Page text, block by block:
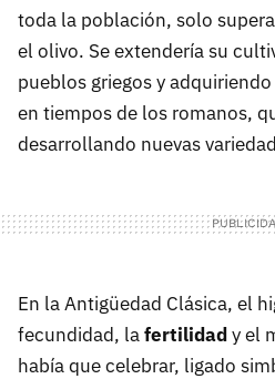
toda la población, solo
el olivo. Se extendería su
pueblos griegos y
en tiempos de los romanos,
desarrollando nuevas
En la Antigüedad Clásica, el
fecundidad, lafertilidady el
había que celebrar, ligado